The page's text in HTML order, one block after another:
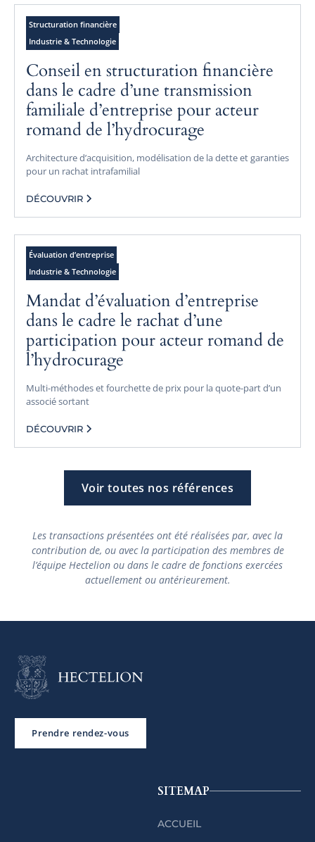
Structuration financière
Industrie & Technologie
Conseil en structuration financière
dans le cadre d’une transmission
familiale d’entreprise pour acteur
romand de l’hydrocurage
Architecture d’acquisition, modélisation de la dette et garanties
pour un rachat intrafamilial
DÉCOUVRIR
Évaluation d’entreprise
Industrie & Technologie
Mandat d’évaluation d’entreprise
dans le cadre le rachat d’une
participation pour acteur romand de
l’hydrocurage
Multi-méthodes et fourchette de prix pour la quote-part d’un
associé sortant
DÉCOUVRIR
Voir toutes nos références
Les transactions présentées ont été réalisées par, avec la
contribution de, ou avec la participation des membres de
l’équipe Hectelion ou dans le cadre de fonctions exercées
actuellement ou antérieurement.
Prendre rendez-vous
SITEMAP
ACCUEIL